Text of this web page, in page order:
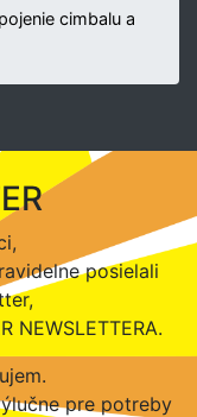
cimbalu a
posielali
NEWSLETTERA.
pre potreby